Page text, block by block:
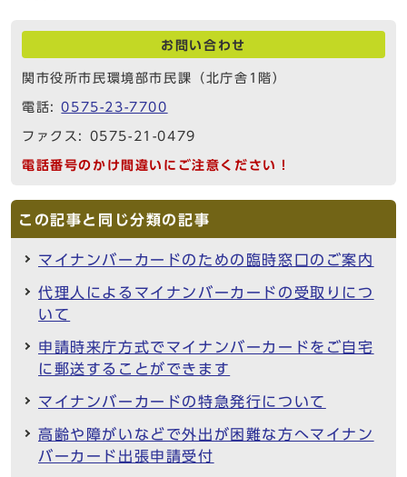
お問い合わせ
関市役所市民環境部市民課（北庁舎1階）
電話:0575-23-7700
ファクス: 0575-21-0479
電話番号のかけ間違いにご注意ください！
この記事と同じ分類の記事
マイナンバーカードのための臨時窓口のご案内
代理人によるマイナンバーカードの受取りにつ
いて
申請時来庁方式でマイナンバーカードをご自宅
に郵送することができます
マイナンバーカードの特急発行について
高齢や障がいなどで外出が困難な方へマイナン
バーカード出張申請受付